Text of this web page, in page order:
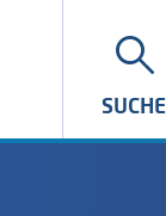
SUCHE